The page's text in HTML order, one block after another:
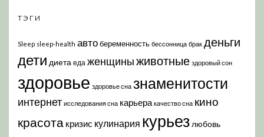
ТЭГИ
Sleep sleep-health автобеременность бессонница брак деньги
дети диета еда женщиныживотные здоровый сон
здоровье здоровье сна знаменитости
интернет исследования сна карьера качество сна кино
красота кризис кулинария курьез любовь